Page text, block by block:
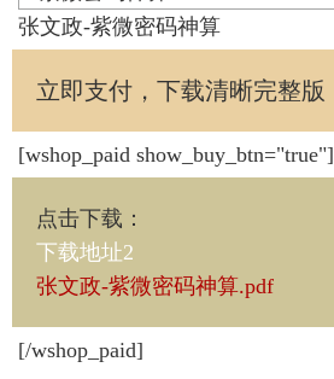
张文政-紫微密码神算
立即支付，下载清晰完整版
[wshop_paid show_buy_btn="true"]
点击下载 ：
下载地址2
张文政-紫微密码神算.pdf
[/wshop_paid]